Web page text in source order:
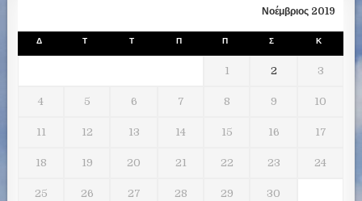
Νοέμβριος 2019
Δ Τ Τ Π Π Σ Κ
1 2 3
4 5 6 7 8 9 10
11 12 13 14 15 16 17
18 19 20 21 22 23 24
25 26 27 28 29 30